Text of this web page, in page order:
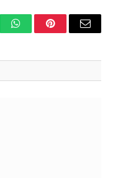
WhatsAppPinterestEmail